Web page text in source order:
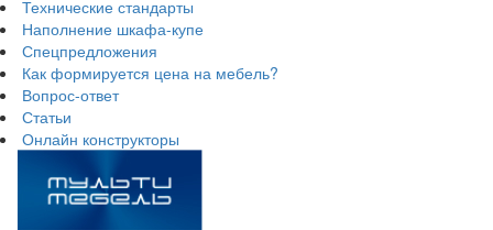
Технические стандарты
Наполнение шкафа-купе
Спецпредложения
Как формируется цена на мебель?
Вопрос-ответ
Статьи
Онлайн конструкторы